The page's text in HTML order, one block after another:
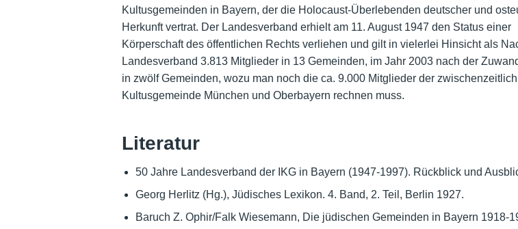
Kultusgemeinden in Bayern, der die Holocaust-Überlebenden deutscher und
Herkunft vertrat. Der Landesverband erhielt am 11. August 1947 den Status einer
Körperschaft des öffentlichen Rechts verliehen und gilt in vielerlei Hinsicht als
Landesverband 3.813 Mitglieder in 13 Gemeinden, im Jahr 2003 nach der
in zwölf Gemeinden, wozu man noch die ca. 9.000 Mitglieder der
Kultusgemeinde München und Oberbayern rechnen muss.
Literatur
50 Jahre Landesverband der IKG in Bayern (1947-1997). Rückblick und
Georg Herlitz (Hg.), Jüdisches Lexikon. 4. Band, 2. Teil, Berlin 1927.
Baruch Z. Ophir/Falk Wiesemann, Die jüdischen Gemeinden in Bayern 1918-